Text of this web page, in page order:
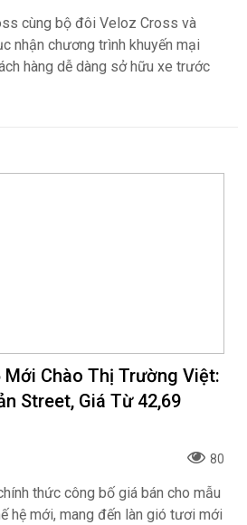
cùng bộ đôi Veloz Cross và
nhận chương trình khuyến mại
hàng dễ dàng sở hữu xe trước
Chào Thị Trường Việt:
Street, Giá Từ 42,69
80
thức công bố giá bán cho mẫu
hệ mới, mang đến làn gió tươi mới